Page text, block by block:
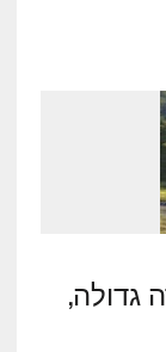
גדולה,